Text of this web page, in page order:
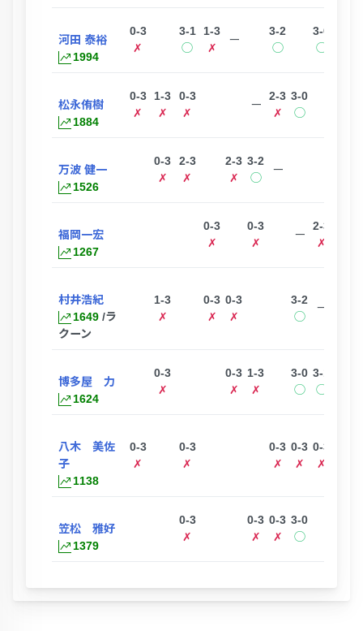
河田 泰裕
1994
0-3
✗
3-1
◯
1-3
✗
ー
3-2
◯
3-0
◯
松永侑樹
1884
0-3
✗
1-3
✗
0-3
✗
ー
2-3
✗
3-0
◯
万波 健一
1526
0-3
✗
2-3
✗
2-3
✗
3-2
◯
ー
福岡一宏
1267
0-3
✗
0-3
✗
ー
2-3
✗
村井浩紀
1649 /ラ
クーン
1-3
✗
0-3
✗
0-3
✗
3-2
◯
ー
博多屋 力
1624
0-3
✗
0-3
✗
1-3
✗
3-0
◯
3-1
◯
八木 美佐
子
1138
0-3
✗
0-3
✗
0-3
✗
0-3
✗
0-3
✗
笠松 雅好
1379
0-3
✗
0-3
✗
0-3
✗
3-0
◯